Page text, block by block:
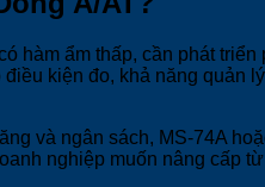
hàm ẩm thấp, cần phát
kiện đo, khả năng
và ngân sách, MS-74A
nghiệp muốn nâng cấp